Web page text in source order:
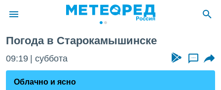
о
Погода в Старокамышинске
09:19 суббота ...
Облачно и ясно